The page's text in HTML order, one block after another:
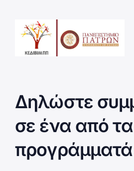
Δηλώστε
σε ένα από τα